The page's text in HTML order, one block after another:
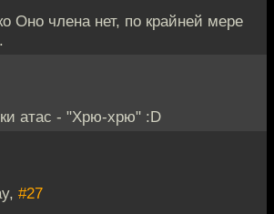
Оно члена нет, по крайней мере
атас - "Хрю-хрю" :D
#27